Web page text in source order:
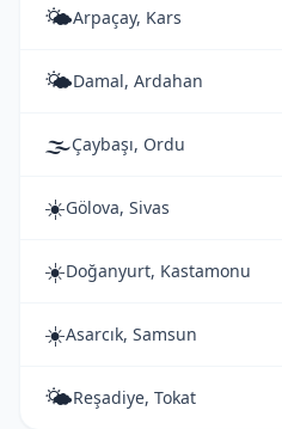
🌤️Arpaçay, Kars
🌤️Damal, Ardahan
🌫️Çaybaşı, Ordu
☀️Gölova, Sivas
☀️Doğanyurt, Kastamonu
☀️Asarcık, Samsun
🌤️Reşadiye, Tokat